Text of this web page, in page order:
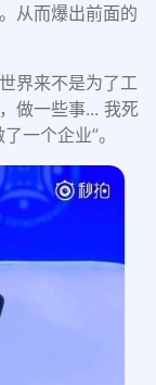
从而爆出前面的
界来不是为了工
做一些事... 我死
一个企业”。